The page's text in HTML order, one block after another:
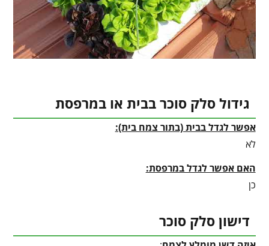
גידול סלק סוכר בבית או במרפסת
אפשר לגדל בבית (בתור צמח בית):
לא
האם אפשר לגדל במרפסת:
כן
דישון סלק סוכר